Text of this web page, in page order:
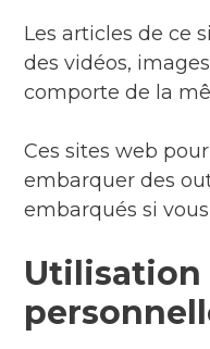
Les articles de ce
des vidéos,
comporte de la
Ces sites web
embarquer des
embarqués si
Utilisation